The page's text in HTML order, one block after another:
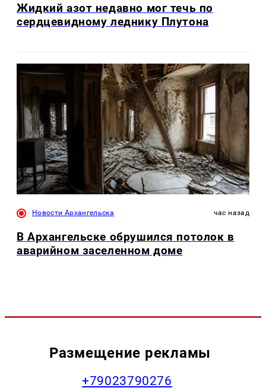
Жидкий азот недавно мог течь по
сердцевидному леднику Плутона
Новости Архангельска час назад
В Архангельске обрушился потолок в
аварийном заселенном доме
Размещение рекламы
+79023790276